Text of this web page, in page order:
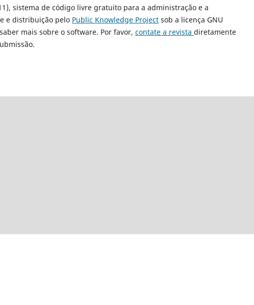
sistema de código livre gratuito para a administração e a
e distribuição pelo Public Knowledge Project sob a licença GNU
mais sobre o software. Por favor, contate a revista diretamente